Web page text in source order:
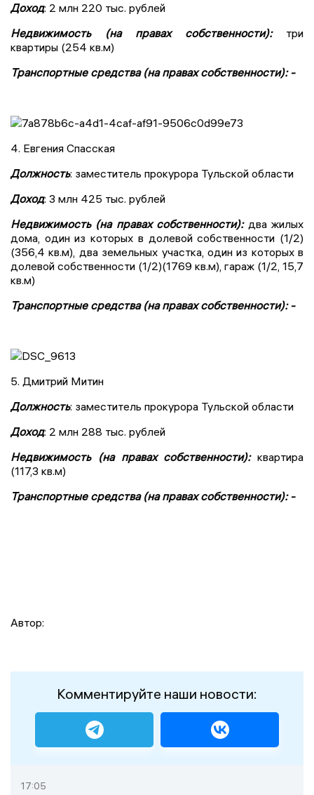
Доход: 2 млн 220 тыс. рублей
Недвижимость (на правах собственности):три
квартиры (254 кв.м)
Транспортные средства (на правах собственности): -
4. Евгения Спасская
Должность: заместитель прокурора Тульской области
Доход: 3 млн 425 тыс. рублей
Недвижимость (на правах собственности): два жилых
дома, один из которых в долевой собственности (1/2)
(356,4 кв.м), два земельных участка, один из которых в
долевой собственности (1/2)(1769 кв.м), гараж (1/2, 15,7
кв.м)
Транспортные средства (на правах собственности): -
5. Дмитрий Митин
Должность: заместитель прокурора Тульской области
Доход: 2 млн 288 тыс. рублей
Недвижимость (на правах собственности):квартира
(117,3 кв.м)
Транспортные средства (на правах собственности): -
Автор:
Комментируйте наши новости:
17:05